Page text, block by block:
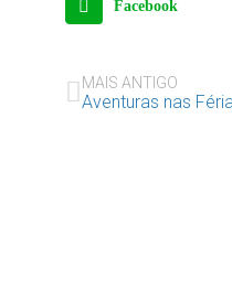
Facebook
MAIS ANTIGO
Aventuras nas